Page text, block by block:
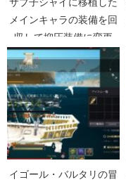
サブ子シャイに移植した
メインキャラの装備を回
収して抑圧装備に変更
【黒い砂漠Part3022】
イゴール・バルタリの冒